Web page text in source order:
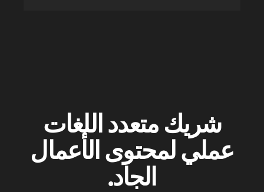
شريك متعدد اللغات
عملي لمحتوى الأعمال
الجاد.